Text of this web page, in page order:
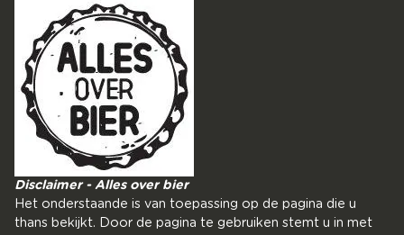
Disclaimer - Alles over bier
Het onderstaande is van toepassing op de pagina die u
thans bekijkt. Door de pagina te gebruiken stemt u in met